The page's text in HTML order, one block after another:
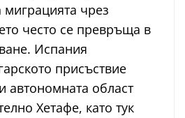
чрез
често се превръща в
Испания
присъствие
автономната област
Хетафе, като тук